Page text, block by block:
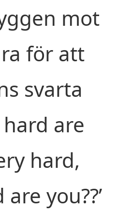
mot
för att
svarta
hard are
hard,
you??’